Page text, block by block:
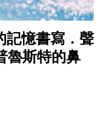
記憶書寫．聲
魯斯特的鼻